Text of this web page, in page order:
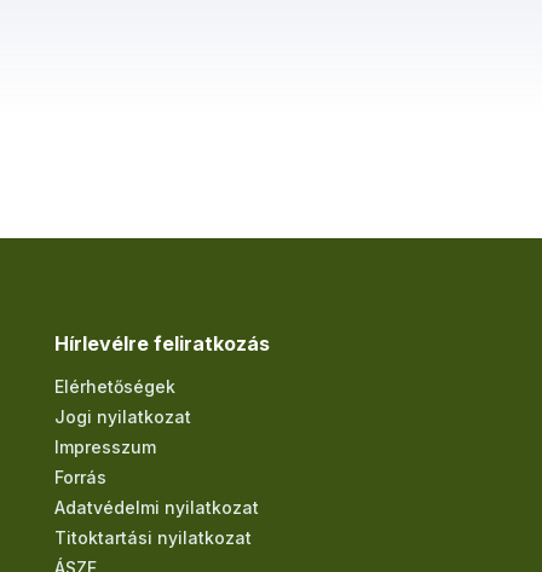
Hírlevélre feliratkozás
Elérhetőségek
Jogi nyilatkozat
Impresszum
Forrás
Adatvédelmi nyilatkozat
Titoktartási nyilatkozat
ÁSZF